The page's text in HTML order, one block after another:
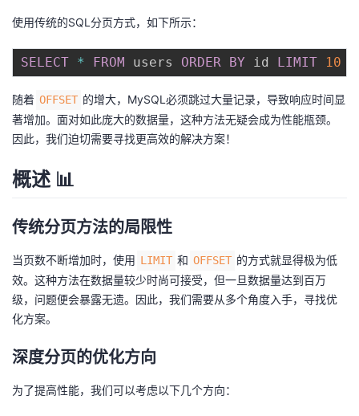
使用传统的SQL分页方式，如下所示：
SELECT * FROM users ORDER BY id LIMIT 10
随着 OFFSET 的增大，MySQL必须跳过大量记录，导致响应时间显
著增加。面对如此庞大的数据量，这种方法无疑会成为性能瓶颈。
因此，我们迫切需要寻找更高效的解决方案！
概述 📊
传统分页方法的局限性
当页数不断增加时，使用 LIMIT 和 OFFSET 的方式就显得极为低
效。这种方法在数据量较少时尚可接受，但一旦数据量达到百万
级，问题便会暴露无遗。因此，我们需要从多个角度入手，寻找优
化方案。
深度分页的优化方向
为了提高性能，我们可以考虑以下几个方向：